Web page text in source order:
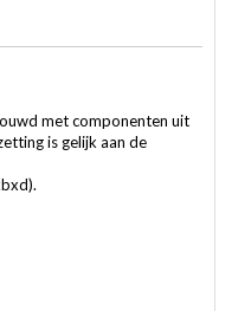
met componenten uit
is gelijk aan de